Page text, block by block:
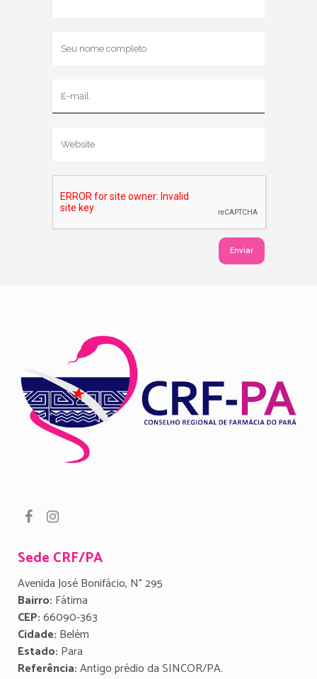
Sede CRF/PA
Avenida José Bonifácio, N° 295
Bairro: Fátima
CEP:66090-363
Cidade: Belém
Estado: Para
Referência:Antigo prédio da SINCOR/PA.